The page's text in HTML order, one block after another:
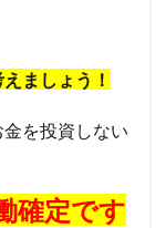
ましょう！
を投資しない
確定です